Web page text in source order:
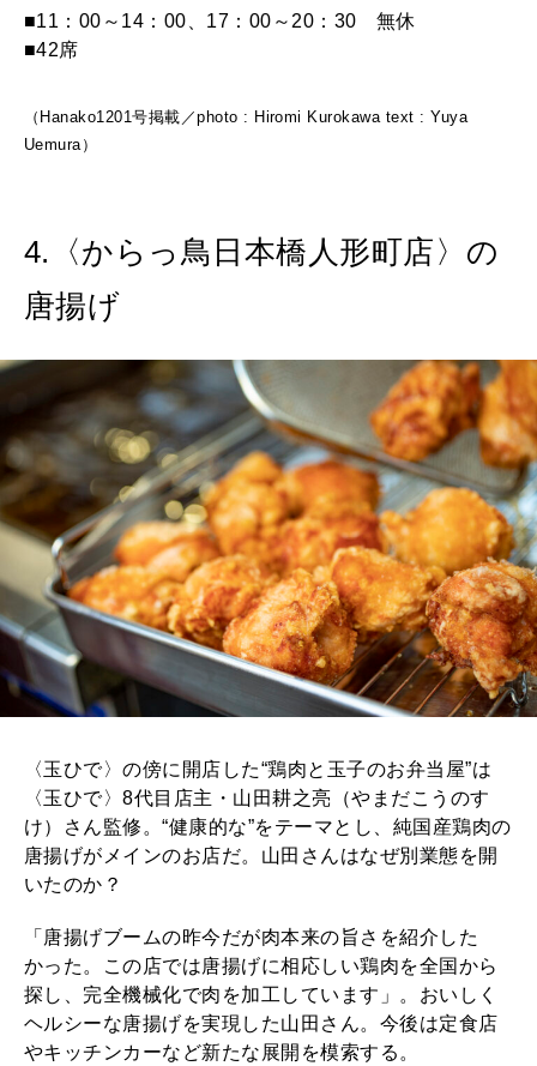
■11：00～14：00、17：00～20：30 無休
■42席
（Hanako1201号掲載／photo : Hiromi Kurokawa text : Yuya
Uemura）
4.〈からっ鳥日本橋人形町店〉の
唐揚げ
〈玉ひで〉の傍に開店した“鶏肉と玉子のお弁当屋”は
〈玉ひで〉8代目店主・山田耕之亮（やまだこうのす
け）さん監修。“健康的な”をテーマとし、純国産鶏肉の
唐揚げがメインのお店だ。山田さんはなぜ別業態を開
いたのか？
「唐揚げブームの昨今だが肉本来の旨さを紹介した
かった。この店では唐揚げに相応しい鶏肉を全国から
探し、完全機械化で肉を加工しています」。おいしく
ヘルシーな唐揚げを実現した山田さん。今後は定食店
やキッチンカーなど新たな展開を模索する。